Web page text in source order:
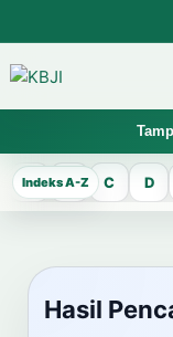
KBJI WORKSPACE
Hasil
Temukan lema Jawa
mengelola data
A B C D
Hasil